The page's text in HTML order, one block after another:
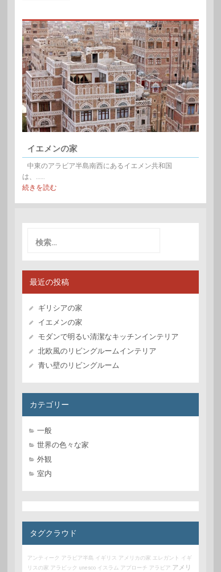
イエメンの家
中東のアラビア半島南西にあるイエメン共和国
は、......
続きを読む
最近の投稿
ギリシアの家
イエメンの家
モダンで明るい清潔なキッチンインテリア
北欧風のリビングルームインテリア
青い壁のリビングルーム
カテゴリー
一般
世界の色々な家
外観
室内
タグクラウド
アンティーク アラビア半島 イギリス アメリカの家 エレガント
イギ
リスの家 アラビック unesco イスラム アプローチ アラビア アメリ